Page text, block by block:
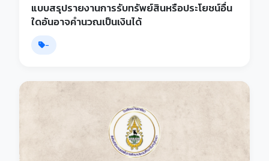
แบบสรุปรายงานการรับทรัพย์สินหรือประโยชน์อื่น
ใดอันอาจคํานวณเป็นเงินได้
-